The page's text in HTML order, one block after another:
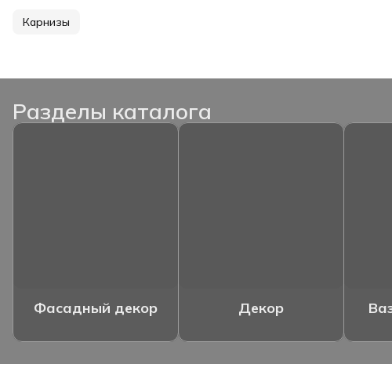
Карнизы
Разделы каталога
Фасадный декор Декор